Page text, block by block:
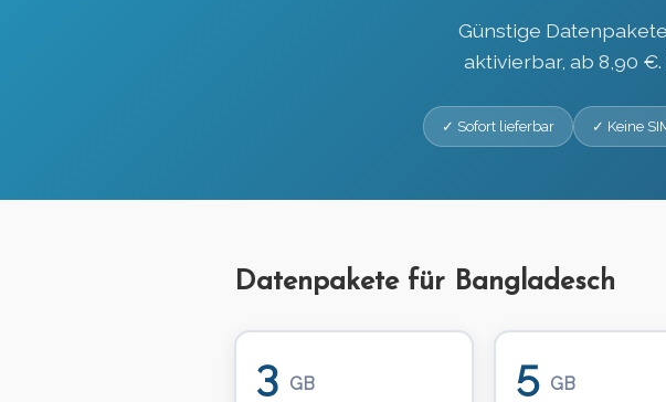
Günstige
aktivierbar, ab 8,90
✓ Sofort lieferbar ✓ Keine
Datenpakete für Bangladesch
3 GB 5 GB